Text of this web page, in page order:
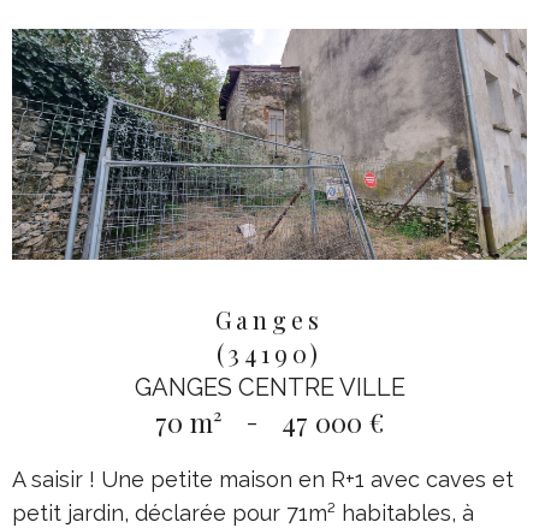
Ganges
(34190)
GANGES CENTRE VILLE
70 m² - 47 000 €
A saisir ! Une petite maison en R+1 avec caves et
petit jardin, déclarée pour 71m² habitables, à